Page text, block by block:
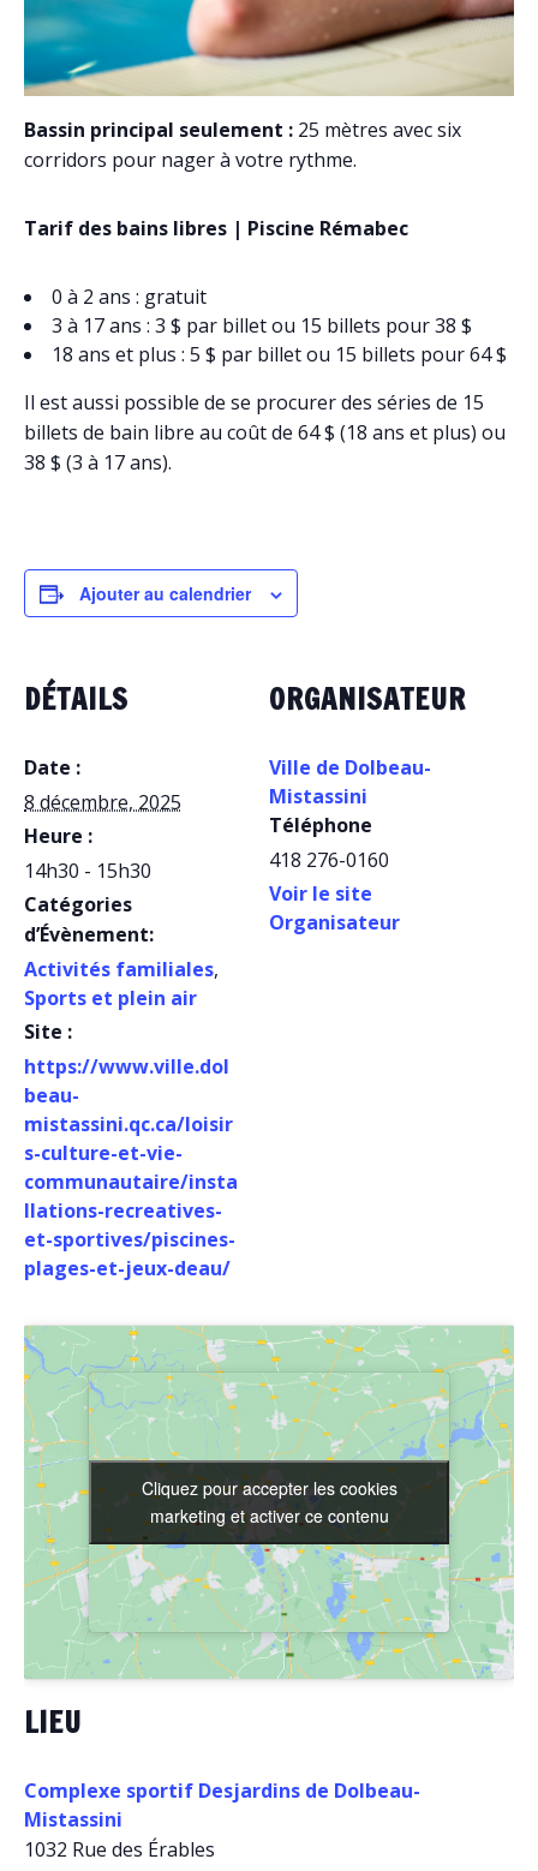
Bassin principal seulement : 25 mètres avec six
corridors pour nager à votre rythme.
Tarif des bains libres | Piscine Rémabec
0 à 2 ans : gratuit
3 à 17 ans : 3 $ par billet ou 15 billets pour 38 $
18 ans et plus : 5 $ par billet ou 15 billets pour 64 $
Il est aussi possible de se procurer des séries de 15
billets de bain libre au coût de 64 $ (18 ans et plus) ou
38 $ (3 à 17 ans).
Ajouter au calendrier
DÉTAILS
Date :
8 décembre, 2025
Heure :
14h30 - 15h30
Catégories
d’Évènement:
Activités familiales,
Sports et plein air
Site :
https://www.ville.dol
beau-
mistassini.qc.ca/loisir
s-culture-et-vie-
communautaire/insta
llations-recreatives-
et-sportives/piscines-
plages-et-jeux-deau/
ORGANISATEUR
Ville de Dolbeau-
Mistassini
Téléphone
418 276-0160
Voir le site
Organisateur
LIEU
Complexe sportif Desjardins de Dolbeau-
Mistassini
1032 Rue des Érables
Cliquez pour accepter les cookies
marketing et activer ce contenu
Cliquez pour accepter les cookies
marketing et activer ce contenu